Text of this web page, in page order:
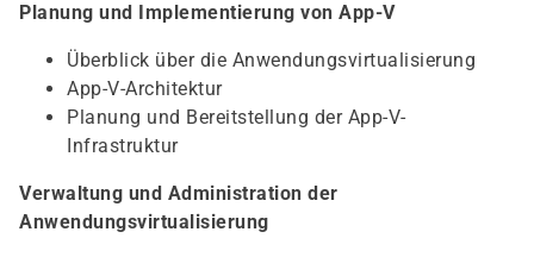
Planung und Implementierung von App-V
Überblick über die Anwendungsvirtualisierung
App-V-Architektur
Planung und Bereitstellung der App-V-
Infrastruktur
Verwaltung und Administration der
Anwendungsvirtualisierung